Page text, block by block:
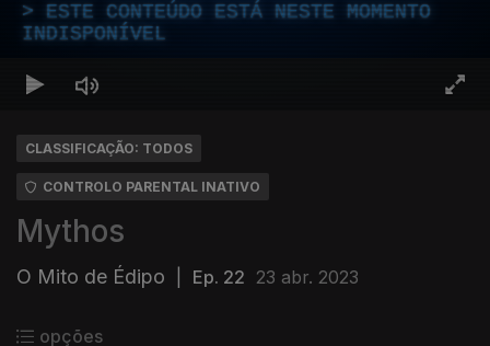
ESTE CONTEÚDO ESTÁ NESTE MOMENTO
INDISPONÍVEL
CLASSIFICAÇÃO: TODOS
CONTROLO PARENTAL INATIVO
Mythos
O Mito de Édipo Ep. 22 23 abr. 2023
opções